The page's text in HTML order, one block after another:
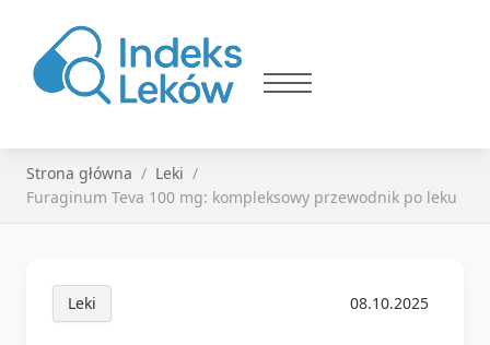
Strona główna
Leki
Furaginum Teva 100 mg: kompleksowy przewodnik po leku
Leki 08.10.2025